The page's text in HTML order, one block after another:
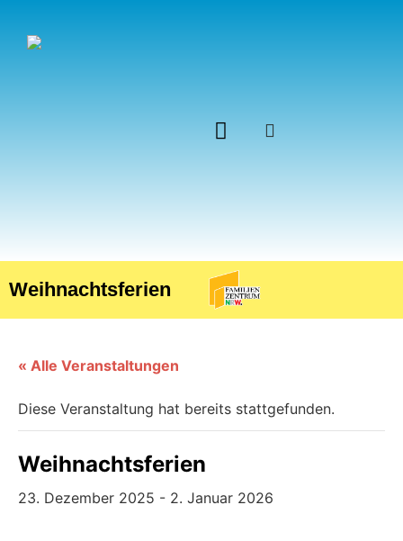
Weihnachtsferien
« Alle Veranstaltungen
Diese Veranstaltung hat bereits stattgefunden.
Weihnachtsferien
23. Dezember 2025 - 2. Januar 2026